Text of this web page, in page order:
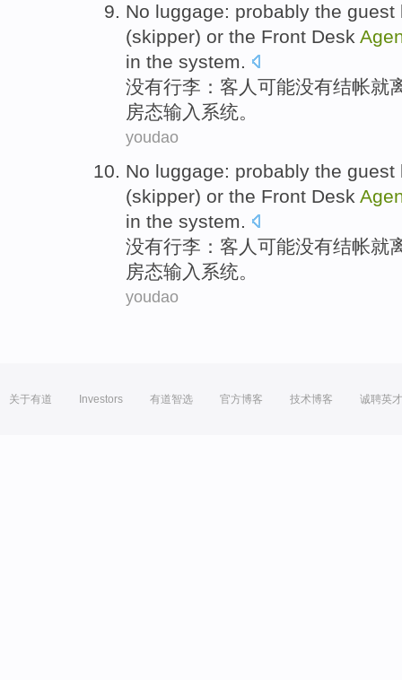
No luggage: probably the guest
(skipper) or the Front Desk
in the system.
没有行李 ： 客人 可能没有结帐就
房态输入 系统。
youdao
No luggage: probably the guest
(skipper) or the Front Desk
in the system.
没有行李 ： 客人 可能没有结帐就
房态输入 系统。
youdao
关于有道 Investors 有道智选 官方博客 技术博客 诚聘英才